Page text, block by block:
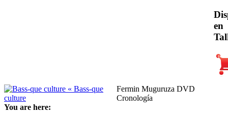
en
« Bass-que
culture
Fermin Muguruza DVD
Cronología
You are here: